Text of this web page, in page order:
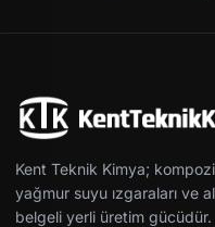
Kent Teknik Kimya;
yağmur suyu ızgaraları ve
belgeli yerli üretim gücüdür.